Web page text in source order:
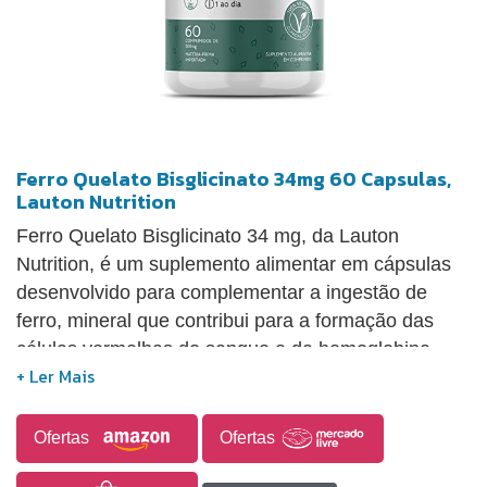
Ferro Quelato Bisglicinato 34mg 60 Capsulas,
Lauton Nutrition
Ferro Quelato Bisglicinato 34 mg, da Lauton
Nutrition, é um suplemento alimentar em cápsulas
desenvolvido para complementar a ingestão de
ferro, mineral que contribui para a formação das
células vermelhas do sangue e da hemoglobina,
auxilia no transporte de oxigênio pelo organismo e
contém 60 cápsulas e integra a linha Clinical Series
da marca. Seu consumo deve seguir as orientações
Ofertas Ofertas